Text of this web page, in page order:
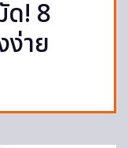
ด! 8
ง่าย